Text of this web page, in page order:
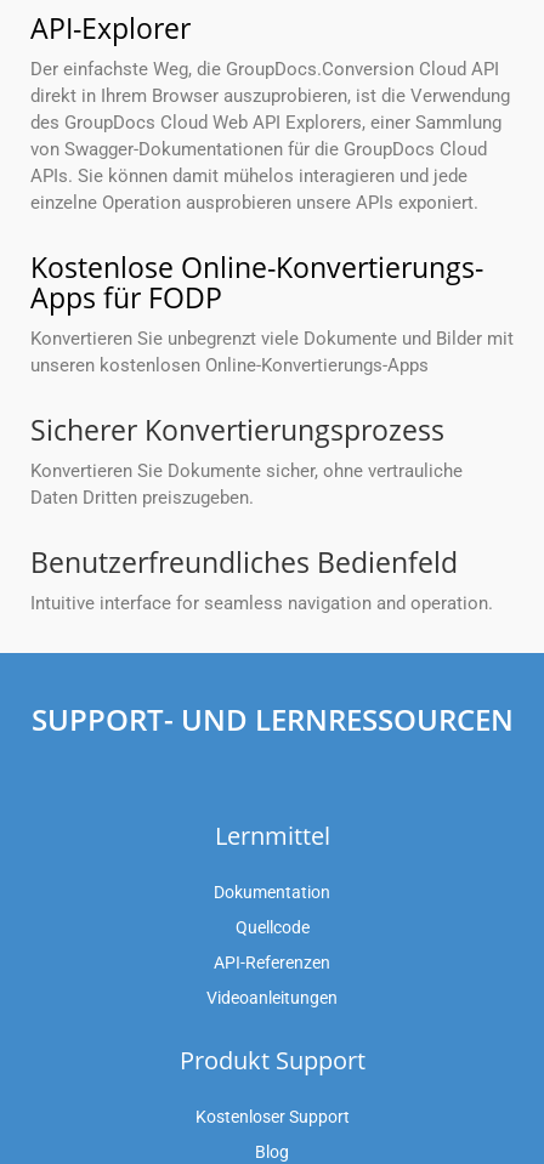
API-Explorer
Der einfachste Weg, die GroupDocs.Conversion Cloud API
direkt in Ihrem Browser auszuprobieren, ist die Verwendung
des GroupDocs Cloud Web API Explorers, einer Sammlung
von Swagger-Dokumentationen für die GroupDocs Cloud
APIs. Sie können damit mühelos interagieren und jede
einzelne Operation ausprobieren unsere APIs exponiert.
Kostenlose Online-Konvertierungs-
Apps für FODP
Konvertieren Sie unbegrenzt viele Dokumente und Bilder mit
unseren kostenlosen Online-Konvertierungs-Apps
Sicherer Konvertierungsprozess
Konvertieren Sie Dokumente sicher, ohne vertrauliche
Daten Dritten preiszugeben.
Benutzerfreundliches Bedienfeld
Intuitive interface for seamless navigation and operation.
SUPPORT- UND LERNRESSOURCEN
Lernmittel
Dokumentation
Quellcode
API-Referenzen
Videoanleitungen
Produkt Support
Kostenloser Support
Blog